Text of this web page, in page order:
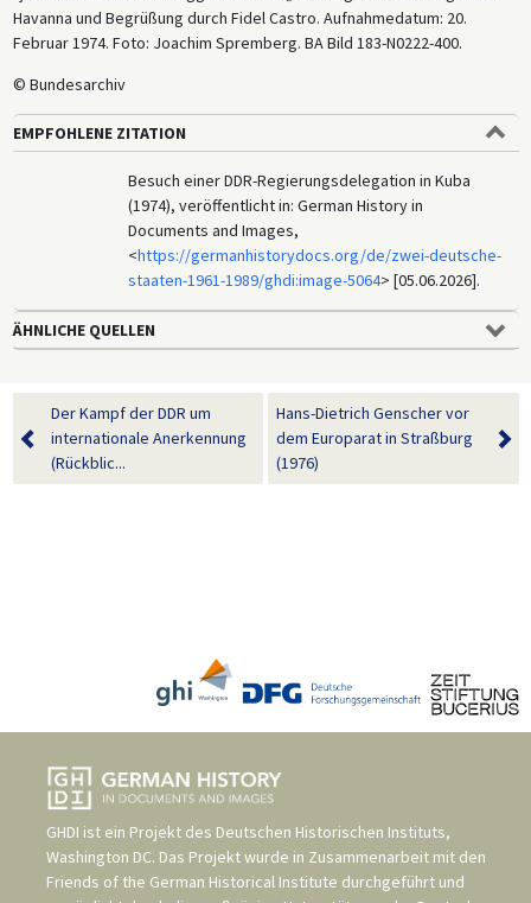
Havanna und Begrüßung durch Fidel Castro. Aufnahmedatum: 20.
Februar 1974. Foto: Joachim Spremberg. BA Bild 183-N0222-400.
© Bundesarchiv
EMPFOHLENE ZITATION
Besuch einer DDR-Regierungsdelegation in Kuba
(1974), veröffentlicht in: German History in
Documents and Images,
<https://germanhistorydocs.org/de/zwei-deutsche-
staaten-1961-1989/ghdi:image-5064> [05.06.2026].
ÄHNLICHE QUELLEN
Der Kampf der DDR um
internationale Anerkennung
(Rückblic...
Hans-Dietrich Genscher vor
dem Europarat in Straßburg
(1976)
GHDI ist ein Projekt des Deutschen Historischen Instituts,
Washington DC. Das Projekt wurde in Zusammenarbeit mit den
Friends of the German Historical Institute durchgeführt und